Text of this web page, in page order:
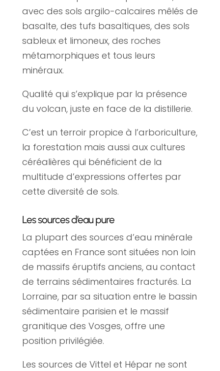
avec des sols argilo-calcaires mêlés de
basalte, des tufs basaltiques, des sols
sableux et limoneux, des roches
métamorphiques et tous leurs
minéraux.
Qualité qui s’explique par la présence
du volcan, juste en face de la distillerie.
C’est un terroir propice à l’arboriculture,
la forestation mais aussi aux cultures
céréalières qui bénéficient de la
multitude d’expressions offertes par
cette diversité de sols.
Les sources d’eau pure
La plupart des sources d’eau minérale
captées en France sont situées non loin
de massifs éruptifs anciens, au contact
de terrains sédimentaires fracturés. La
Lorraine, par sa situation entre le bassin
sédimentaire parisien et le massif
granitique des Vosges, offre une
position privilégiée.
Les sources de Vittel et Hépar ne sont